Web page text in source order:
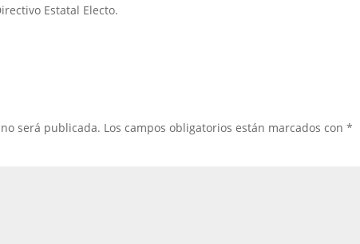
Estatal Electo.
será publicada. Los campos obligatorios están marcados con*